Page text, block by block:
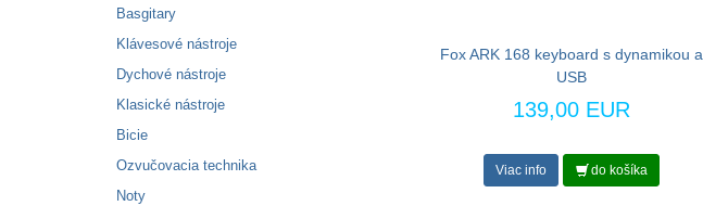
Basgitary
Klávesové nástroje
Dychové nástroje
Klasické nástroje
Bicie
Ozvučovacia technika
Noty
Fox ARK 168 keyboard s dynamikou a
USB
139,00 EUR
Viac info do košíka